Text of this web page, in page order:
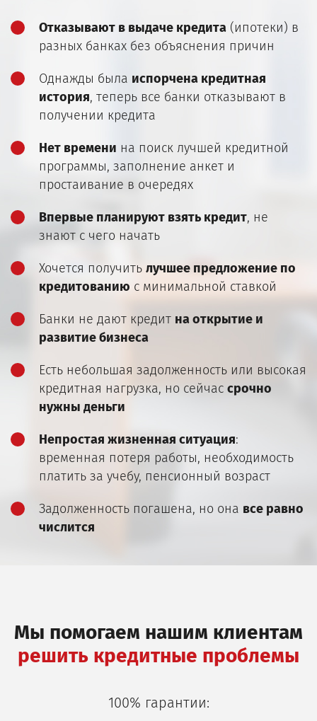
Отказывают в выдаче кредита (ипотеки) в
разных банках без объяснения причин
Однажды была испорчена кредитная
история, теперь все банки отказывают в
получении кредита
Нет времени на поиск лучшей кредитной
программы, заполнение анкет и
простаивание в очередях
Впервые планируют взять кредит, не
знают с чего начать
Хочется получитьлучшее предложение по
кредитованию с минимальной ставкой
Банки не дают кредит на открытие и
развитие бизнеса
Есть небольшая задолженность или высокая
кредитная нагрузка, но сейчассрочно
нужны деньги
Непростая жизненная ситуация:
временная потеря работы, необходимость
платить за учебу, пенсионный возраст
Задолженность погашена, но она все равно
числится
Мы помогаем нашим клиентам
решить кредитные проблемы
100% гарантии: